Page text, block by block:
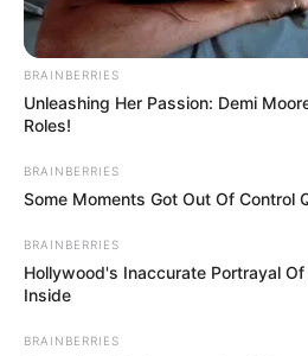
BRAINBERRIES
Unleashing Her Passion: Demi
Roles!
BRAINBERRIES
Some Moments Got Out Of Control
BRAINBERRIES
Hollywood's Inaccurate Portrayal Of
Inside
BRAINBERRIES